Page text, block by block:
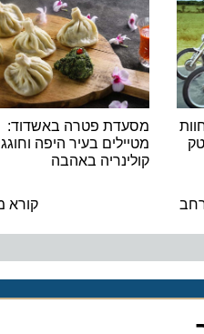
מסעדת פטרה באשדוד:
מטיילים בעיר היפה וחוגגים
קולינריה באהבה
קורא